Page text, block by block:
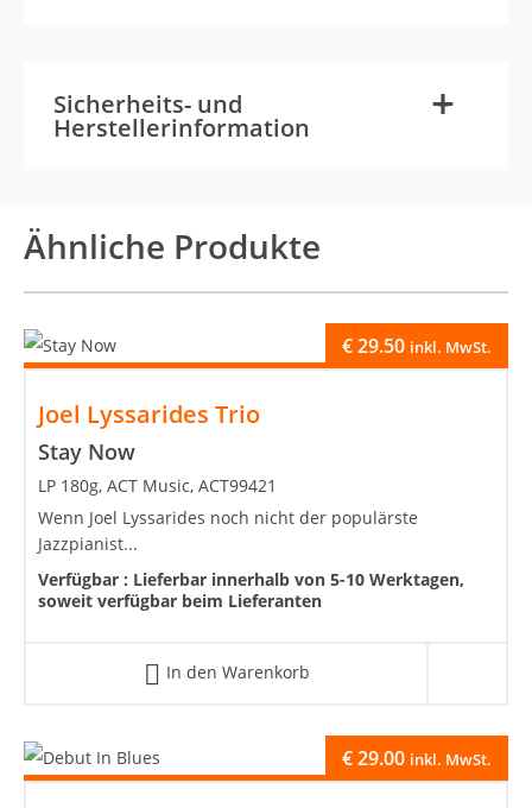
Sicherheits- und
Herstellerinformation +
-
Ähnliche Produkte
Joel Lyssarides Trio
Stay Now
€29.50 inkl. MwSt.
LP 180g, ACT Music, ACT99421
Wenn Joel Lyssarides noch nicht der populärste
Jazzpianist...
Verfügbar : Lieferbar innerhalb von 5-10 Werktagen,
soweit verfügbar beim Lieferanten
In den Warenkorb
€29.00 inkl. MwSt.